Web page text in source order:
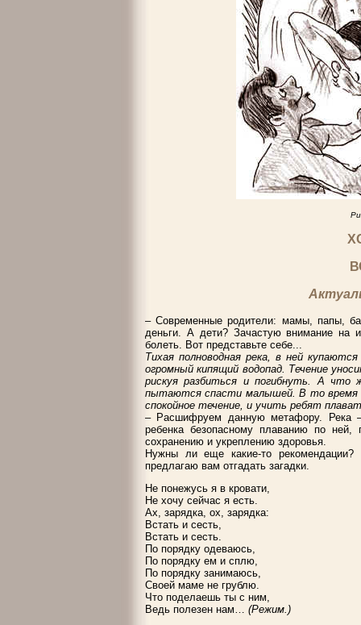
– Современные родители: мамы, папы,
деньги. А дети? Зачастую внимание на
болеть. Вот представьте себе...
Тихая полноводная река, в ней
огромный кипящий водопад. Течение
рискуя разбиться и погибнуть. А что
пытаются спасти малышей. В то время
спокойное течение, и учить ребят
– Расшифруем данную метафору. Река
ребенка безопасному плаванию по
сохранению и укреплению здоровья.
Нужны ли еще какие-то
предлагаю вам отгадать загадки.
Не понежусь я в кровати,
Не хочу сейчас я есть.
Ах, зарядка, ох, зарядка:
Встать и сесть,
Встать и сесть.
По порядку одеваюсь,
По порядку ем и сплю,
По порядку занимаюсь,
Своей маме не грублю.
Что поделаешь ты с ним,
Ведь полезен нам… (Режим.)